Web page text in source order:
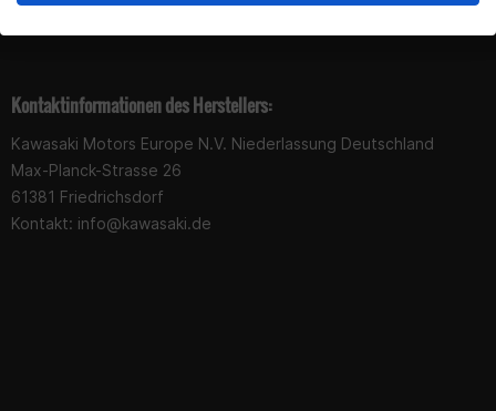
Produktsicherheit
Kontaktinformationen des Herstellers:
Kawasaki Motors Europe N.V. Niederlassung Deutschland
Max-Planck-Strasse 26
61381 Friedrichsdorf
Kontakt: info@kawasaki.de